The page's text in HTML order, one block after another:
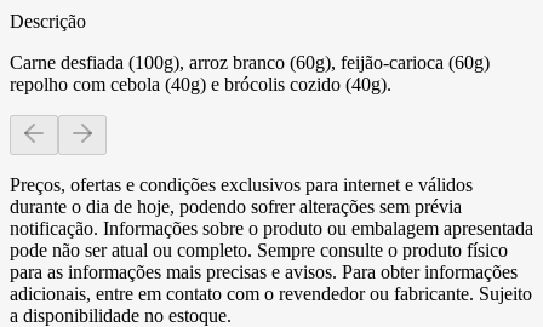
Descrição
Carne desfiada (100g), arroz branco (60g), feijão-carioca (60g)
repolho com cebola (40g) e brócolis cozido (40g).
Preços, ofertas e condições exclusivos para internet e válidos
durante o dia de hoje, podendo sofrer alterações sem prévia
notificação. Informações sobre o produto ou embalagem apresentada
pode não ser atual ou completo. Sempre consulte o produto físico
para as informações mais precisas e avisos. Para obter informações
adicionais, entre em contato com o revendedor ou fabricante. Sujeito
a disponibilidade no estoque.